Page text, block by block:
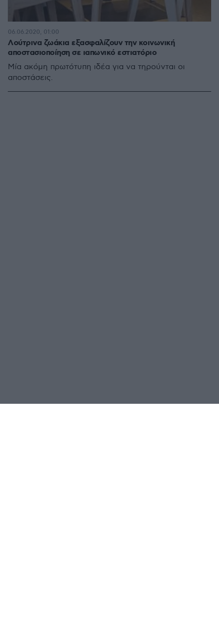
Λούτρινα ζωάκια εξασφαλίζουν την κοινωνική
αποστασιοποίηση σε ιαπωνικό εστιατόριο
Μία ακόμη πρωτότυπη ιδέα για να τηρούνται οι
αποστάσεις.
06.06.2020, 01:00